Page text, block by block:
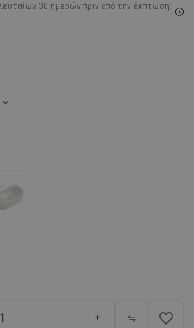
30 ημερών πριν από την έκπτωση:
+ favorite_border